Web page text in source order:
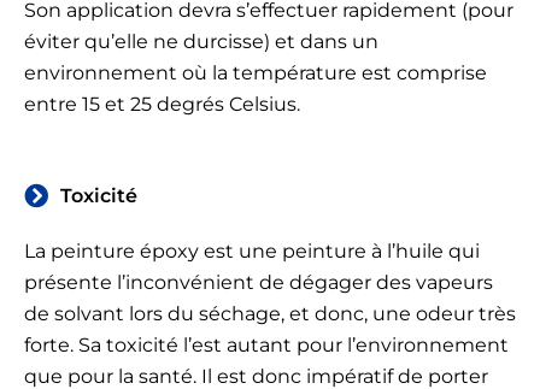
Son application devra s’effectuer rapidement (pour
éviter qu’elle ne durcisse) et dans un
environnement où la température est comprise
entre 15 et 25 degrés Celsius.
Toxicité
La peinture époxy est une peinture à l’huile qui
présente l’inconvénient de dégager des vapeurs
de solvant lors du séchage, et donc, une odeur très
forte. Sa toxicité l’est autant pour l’environnement
que pour la santé. Il est donc impératif de porter